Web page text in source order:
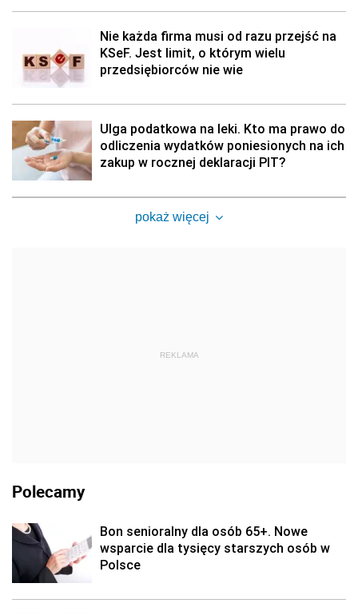
Nie każda firma musi od razu przejść na
KSeF. Jest limit, o którym wielu
przedsiębiorców nie wie
Ulga podatkowa na leki. Kto ma prawo do
odliczenia wydatków poniesionych na ich
zakup w rocznej deklaracji PIT?
pokaż więcej
REKLAMA
Polecamy
Bon senioralny dla osób 65+. Nowe
wsparcie dla tysięcy starszych osób w
Polsce